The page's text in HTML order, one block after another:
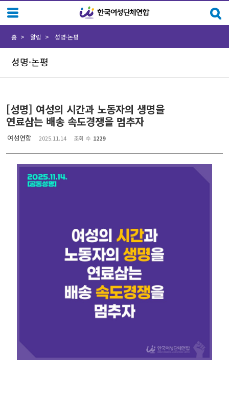
성명·논평
홈 알림 성명·논평
[성명] 여성의 시간과 노동자의 생명을
연료삼는 배송 속도경쟁을 멈추자
여성연합 2025.11.14 조회 수 1229